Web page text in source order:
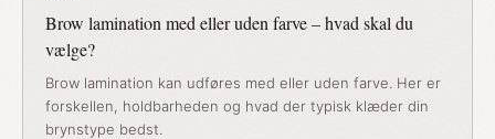
Brow lamination med eller uden farve – hvad skal du
vælge?
Brow lamination kan udføres med eller uden farve. Her er
forskellen, holdbarheden og hvad der typisk klæder din
brynstype bedst.